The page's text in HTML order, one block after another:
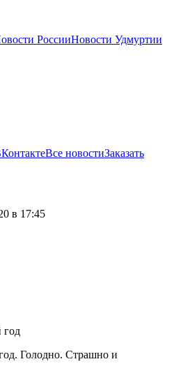
РоссииНовости Удмуртии
Все новостиЗаказать
в 17:45
год
Голодно. Страшно и